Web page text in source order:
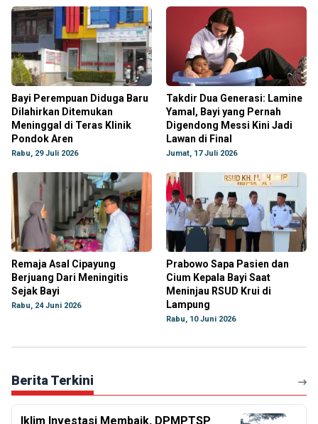
Bayi Perempuan Diduga Baru
Dilahirkan Ditemukan
Meninggal di Teras Klinik
Pondok Aren
Rabu, 29 Juli 2026
Takdir Dua Generasi: Lamine
Yamal, Bayi yang Pernah
Digendong Messi Kini Jadi
Lawan di Final
Jumat, 17 Juli 2026
Remaja Asal Cipayung
Berjuang Dari Meningitis
Sejak Bayi
Rabu, 24 Juni 2026
Prabowo Sapa Pasien dan
Cium Kepala Bayi Saat
Meninjau RSUD Krui di
Lampung
Rabu, 10 Juni 2026
Berita Terkini
Iklim Investasi Membaik, DPMPTSP